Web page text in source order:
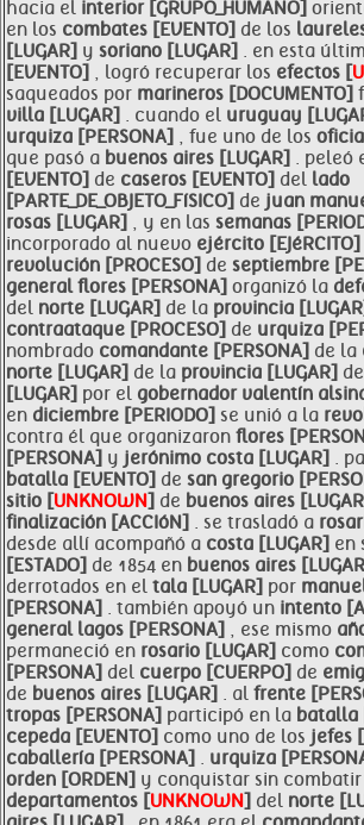
hacia el interior [GRUPO_HUMANO]
en los combates [EVENTO] de los
[LUGAR] y soriano [LUGAR] . en esta
[EVENTO] , logró recuperar los efectos [
saqueados por marineros [DOCUMENTO]
villa [LUGAR] . cuando el uruguay
urquiza [PERSONA] , fue uno de los
que pasó a buenos aires [LUGAR] . peleó
[EVENTO] de caseros [EVENTO] del lado
[PARTE_DE_OBJETO_FíSICO] de juan
rosas [LUGAR] , y en las semanas
incorporado al nuevo ejército [EJéRCITO]
revolución [PROCESO] de septiembre
generalflores [PERSONA] organizó la
del norte [LUGAR] de la provincia
contraataque [PROCESO] de urquiza
nombrado comandante [PERSONA] de la
norte [LUGAR] de la provincia [LUGAR] de
[LUGAR] por el gobernador valentín
en diciembre [PERIODO] se unió a la
contra él que organizaron flores
[PERSONA] y jerónimo costa [LUGAR] .
batalla [EVENTO] de san gregorio
sitio [UNKNOWN] de buenos aires
finalización [ACCIóN] . se trasladó a
desde allí acompañó a costa [LUGAR] en
[ESTADO] de 1854 en buenos aires
derrotados en el tala [LUGAR] por
[PERSONA] . también apoyó un intento
general lagos [PERSONA] , ese mismo
permaneció en rosario [LUGAR] como
[PERSONA] del cuerpo [CUERPO] de
de buenos aires [LUGAR] . al frente
tropas [PERSONA] participó en la batalla
cepeda [EVENTO] como uno de los jefes [
caballería [PERSONA] . urquiza
orden [ORDEN] y conquistar sin combatir
departamentos [UNKNOWN] del norte